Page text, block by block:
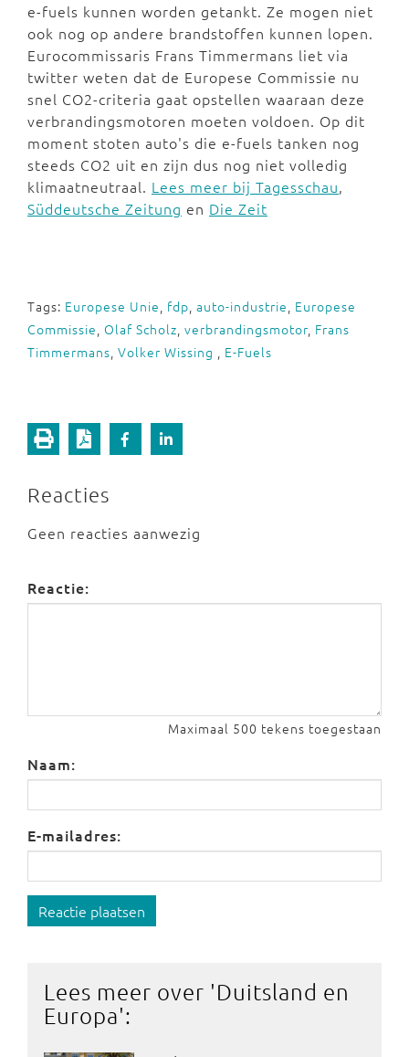
e-fuels kunnen worden getankt. Ze mogen niet
ook nog op andere brandstoffen kunnen lopen.
Eurocommissaris Frans Timmermans liet via
twitter weten dat de Europese Commissie nu
snel CO2-criteria gaat opstellen waaraan deze
verbrandingsmotoren moeten voldoen. Op dit
moment stoten auto's die e-fuels tanken nog
steeds CO2 uit en zijn dus nog niet volledig
klimaatneutraal. Lees meer bij Tagesschau,
Süddeutsche Zeitung en Die Zeit
Tags: Europese Unie, fdp, auto-industrie, Europese
Commissie, Olaf Scholz, verbrandingsmotor, Frans
Timmermans, Volker Wissing , E-Fuels
Reacties
Geen reacties aanwezig
Reactie:
Maximaal 500 tekens toegestaan
Naam:
E-mailadres:
Reactie plaatsen
Lees meer over 'Duitsland en
Europa':